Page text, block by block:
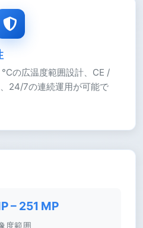
の広温度範囲設計、CE /
24/7の連続運用が可能で
– 251 MP
度範囲